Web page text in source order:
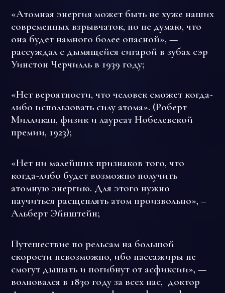
«Атомная энергия может быть не хуже наших
современных взрывчаток, но не думаю, что
она будет намного более опасной», —
рассуждал с дымящейся сигарой в зубах сэр
Уинстон Черчилль в 1939 году;
«Нет вероятности, что человек сможет когда-
либо использовать силу атома». (Роберт
Милликан, физик и лауреат Нобелевской
премии, 1923);
«Нет ни малейших признаков того, что
когда-либо будет возможно получить
атомную энергию. Для этого нужно
научиться расщеплять атом произвольно», –
Альберт Эйнштейн;
Путешествие по рельсам на большой
скорости невозможно, ибо пассажиры не
смогут дышать и погибнут от асфиксии», —
волновался в 1830 году за всех нас, доктор